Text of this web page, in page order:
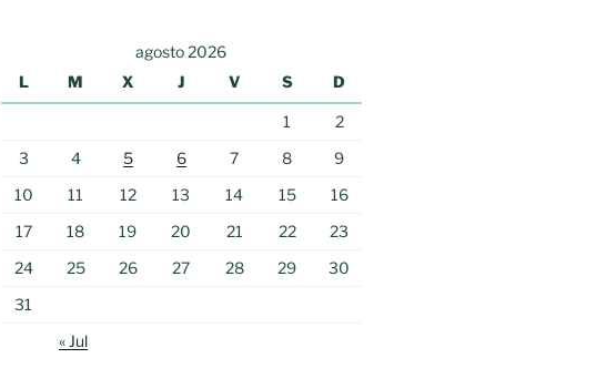
agosto 2026
L
M X J V S D
1
2
3
4 5 6 7 8
9
10
11 12 13 14 15
16
17
18 19 20 21 22
23
24
25 26 27 28 29
30
31
« Jul